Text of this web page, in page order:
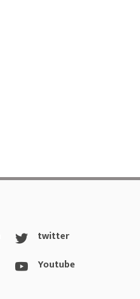
twitter
Youtube